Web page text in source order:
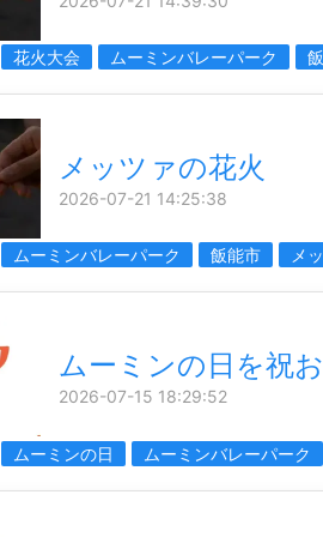
花火大会 ムーミンバレーパーク
メッツァの花火
2026-07-21 14:25:38
ムーミンバレーパーク 飯能市 メ
ムーミンの日を祝
2026-07-15 18:29:52
ムーミンの日 ムーミンバレーパーク